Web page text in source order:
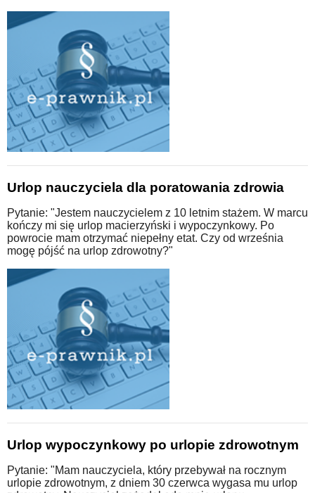
Urlop nauczyciela dla poratowania zdrowia
Pytanie: "Jestem nauczycielem z 10 letnim stażem. W marcu
kończy mi się urlop macierzyński i wypoczynkowy. Po
powrocie mam otrzymać niepełny etat. Czy od września
mogę pójść na urlop zdrowotny?"
Urlop wypoczynkowy po urlopie zdrowotnym
Pytanie: "Mam nauczyciela, który przebywał na rocznym
urlopie zdrowotnym, z dniem 30 czerwca wygasa mu urlop